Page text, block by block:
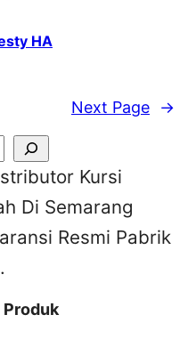
HA
Next Page →
Kursi
Di Semarang
Resmi Pabrik